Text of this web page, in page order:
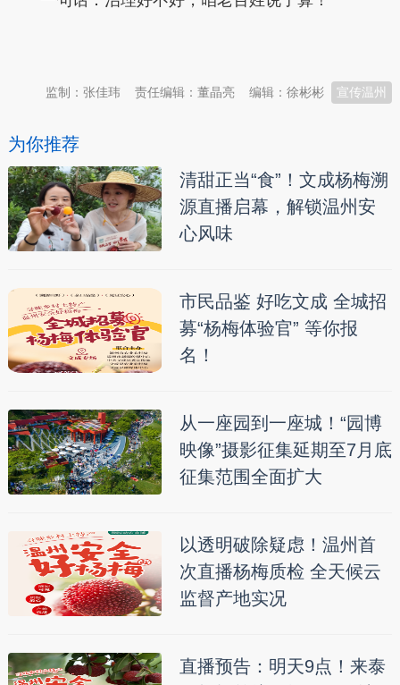
宣传温州
编辑：徐彬彬
责任编辑：董晶亮
监制：张佳玮
为你推荐
清甜正当“食”！文成杨梅溯
源直播启幕，解锁温州安
心风味
市民品鉴 好吃文成 全城招
募“杨梅体验官” 等你报
名！
从一座园到一座城！“园博
映像”摄影征集延期至7月底
征集范围全面扩大
以透明破除疑虑！温州首
次直播杨梅质检 全天候云
监督产地实况
直播预告：明天9点！来泰